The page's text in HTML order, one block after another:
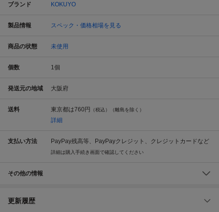
ブランド KOKUYO
製品情報 スペック・価格相場を見る
商品の状態 未使用
個数 1個
発送元の地域 大阪府
送料 東京都は760円 （税込）（離島を除く）
詳細
支払い方法 PayPay残高等、PayPayクレジット、クレジットカードなど
詳細は購入手続き画面で確認してください
その他の情報
更新履歴